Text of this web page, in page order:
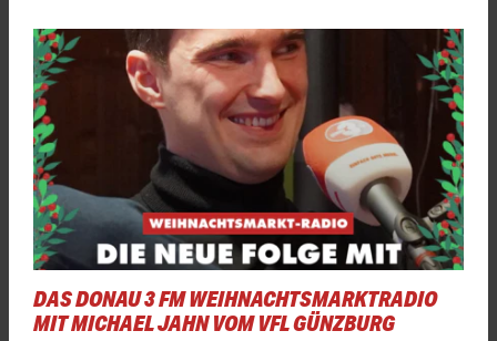
DAS DONAU 3 FM WEIHNACHTSMARKTRADIO
MIT MICHAEL JAHN VOM VFL GÜNZBURG